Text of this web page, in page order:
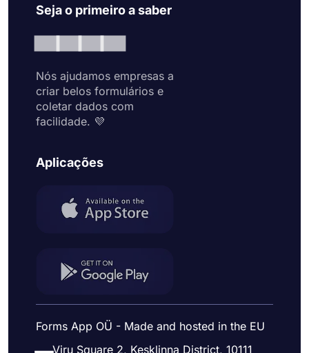
Seja o primeiro a saber
Nós ajudamos empresas a
criar belos formulários e
coletar dados com
facilidade. 💜
Aplicações
Forms App OÜ - Made and hosted in the EU
Viru Square 2, Kesklinna District, 10111